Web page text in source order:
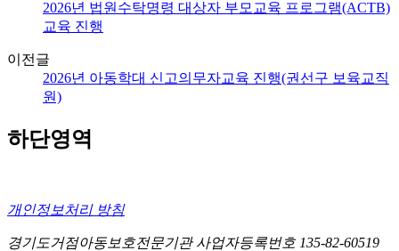
2026년 법원수탁명령 대상자 부모교육 프로그램(ACTB)
교육 진행
이전글
2026년 아동학대 신고의무자교육 진행(권선구 보육교직
원)
하단영역
개인정보처리 방침
경기도거점아동보호전문기관 사업자등록번호 135-82-60519